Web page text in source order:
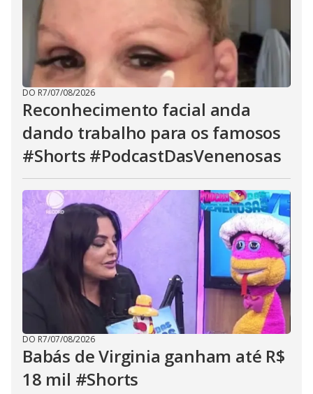
DO R7/07/08/2026
Reconhecimento facial anda
dando trabalho para os famosos
#Shorts #PodcastDasVenenosas
DO R7/07/08/2026
Babás de Virginia ganham até R$
18 mil #Shorts